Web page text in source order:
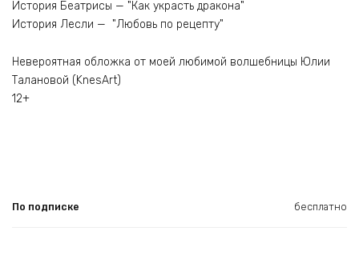
История Беатрисы — "Как украсть дракона"
История Лесли — "Любовь по рецепту"
Невероятная обложка от моей любимой волшебницы Юлии
Талановой (KnesArt)
12+
По подписке бесплатно